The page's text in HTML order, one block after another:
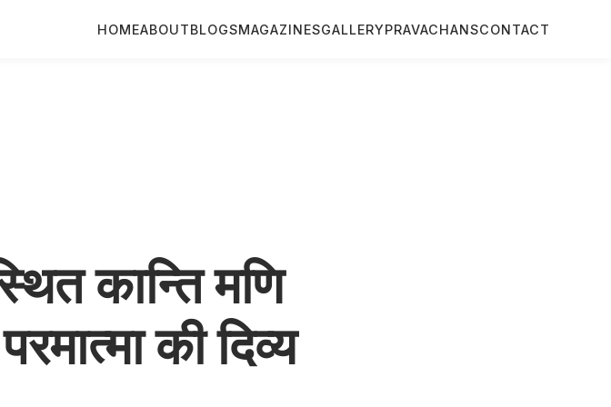
HOMEABOUTBLOGSMAGAZINESGALLERYPRAVACHANSCONTACT
कान्ति मणि
की दिव्य